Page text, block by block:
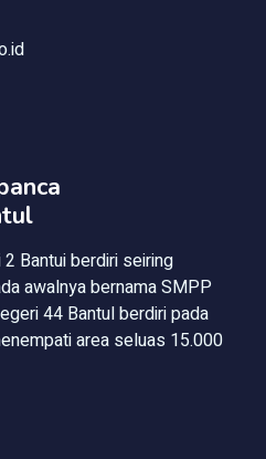
Bantui berdiri seiring
awalnya bernama SMPP
44 Bantul berdiri pada
area seluas 15.000